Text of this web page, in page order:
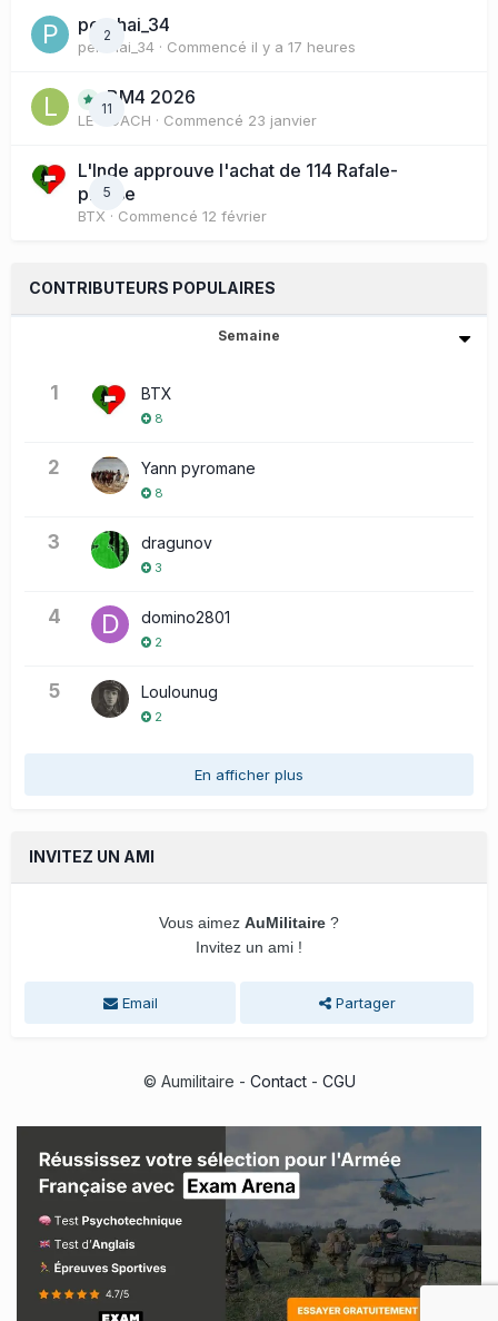
2
perchai_34
perchai_34 · Commencé il y a 17 heures
11BM4 2026
LE COACH · Commencé 23 janvier
5
L'Inde approuve l'achat de 114 Rafale-
presse
BTX · Commencé 12 février
CONTRIBUTEURS POPULAIRES
Semaine
1 BTX
8
2 Yann pyromane
8
3 dragunov
3
4 domino2801
2
5 Loulounug
2
En afficher plus
INVITEZ UN AMI
Vous aimez AuMilitaire ?
Invitez un ami !
Email Partager
© Aumilitaire - Contact- CGU